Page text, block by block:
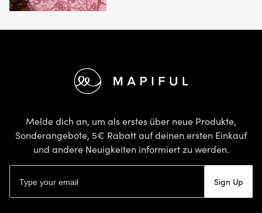
Melde dich an, um als erstes über neue Produkte,
Sonderangebote, 5€ Rabatt auf deinen ersten Einkauf
und andere Neuigkeiten informiert zu werden.
Sign Up